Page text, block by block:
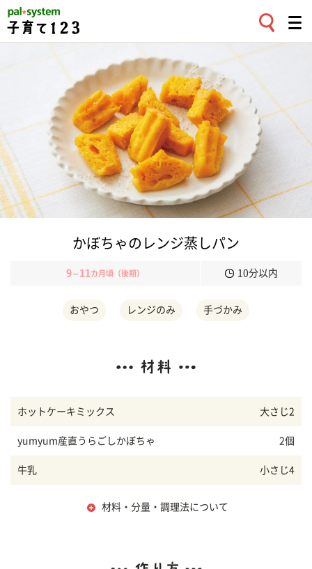
かぼちゃのレンジ蒸しパン
9～ 11 カ月頃（後期） 10分以内
おやつ レンジのみ 手づかみ
ホットケーキミックス 大さじ2
yumyum産直うらごしかぼちゃ 2個
牛乳 小さじ4
材料・分量・調理法について